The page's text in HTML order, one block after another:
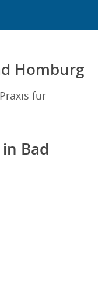
Homburg
für
Bad